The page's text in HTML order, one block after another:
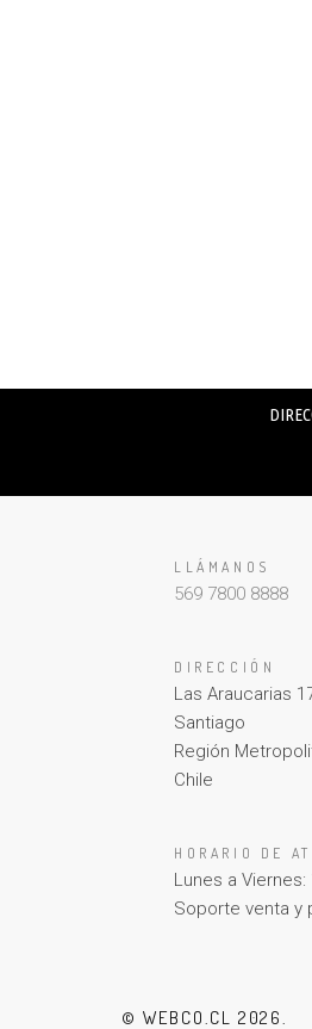
LLÁMANOS
569 7800 8888
DIRECCIÓN
Las Araucarias
Santiago
Región
Chile
HORARIO DE
Lunes a Viernes:
Soporte venta y
© WEBCO.CL 2026.